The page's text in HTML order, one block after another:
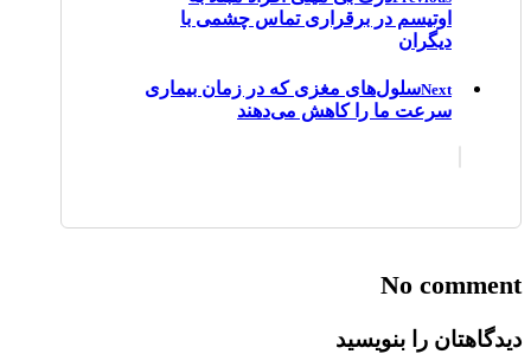
اوتیسم در برقراری تماس چشمی با
دیگران
Nextسلول‌های مغزی که در زمان بیماری
سرعت ما را کاهش می‌دهند
No comment
دیدگاهتان را بنویسید